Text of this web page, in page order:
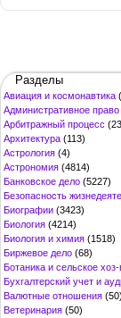
Разделы
Авиация и космонавтика
Административное право
Арбитражный процесс
Архитектура (113)
Астрология (4)
Астрономия (4814)
Банковское дело (5227)
Безопасность
Биографии (3423)
Биология (4214)
Биология и химия (1518)
Биржевое дело (68)
Ботаника и сельское хоз-
Бухгалтерский учет и
Валютные отношения (50)
Ветеринария (50)